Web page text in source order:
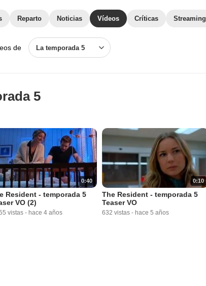
Reparto Noticias Vídeos Críticas Streaming
de La temporada 5
5
0:40
Resident - temporada 5
VO (2)
vistas - hace 4 años
0:10
The Resident - temporada 5
Teaser VO
632 vistas - hace 5 años